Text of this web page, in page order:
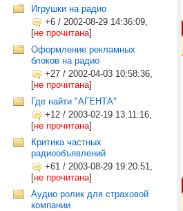
Игрушки на радио
+6 / 2002-08-29 14:36:09,
[не прочитана]
Оформление рекламных
блоков на радио
+27 / 2002-04-03 10:58:36,
[не прочитана]
Где найти "АГЕНТА"
+12 / 2003-02-19 13:11:16,
[не прочитана]
Критика частных
радиообъявлений
+61 / 2003-08-29 19:20:51,
[не прочитана]
Аудио ролик для страховой
компании